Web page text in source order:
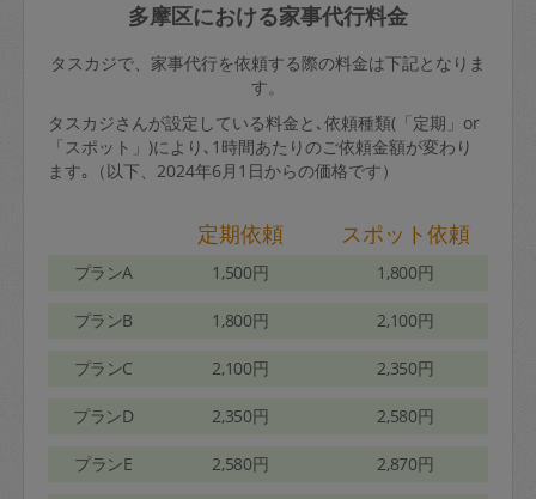
多摩区における家事代行料金
タスカジで、家事代行を依頼する際の料金は下記となりま
す。
タスカジさんが設定している料金と､依頼種類(「定期」or
「スポット」)により､1時間あたりのご依頼金額が変わり
ます｡（以下、2024年6月1日からの価格です）
定期依頼 スポット依頼
プランA 1,500円 1,800円
プランB 1,800円 2,100円
プランC 2,100円 2,350円
プランD 2,350円 2,580円
プランE 2,580円 2,870円